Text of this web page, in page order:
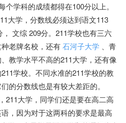
学科的成绩都得在100分以上。
大学，分数线必须达到语文113
文综 209分。211学校也有三六
老牌名校，还有石河子大学 、青
教学水平不高的211大学，还有像
学校。不同水准的211学校的教
的分数线也是有较大差距的。
211大学，同学们还是要在高二高
，因为对于这两科的要求是最高